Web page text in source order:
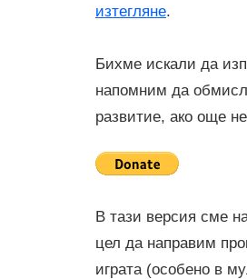
изтегляне.
Бихме искали да
напомним да
развитие, ако още
В тази версия сме
цел да направим
играта (особено в